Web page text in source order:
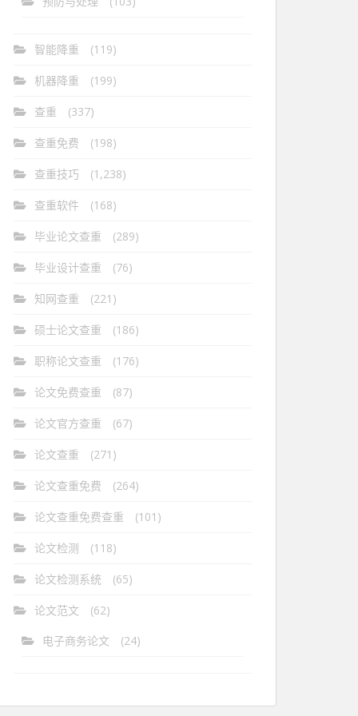
智能降重 (119)
机器降重 (199)
查重 (337)
查重免费 (198)
查重技巧 (1,238)
查重软件 (168)
毕业论文查重 (289)
毕业设计查重 (76)
知网查重 (221)
硕士论文查重 (186)
职称论文查重 (176)
论文免费查重 (87)
论文官方查重 (67)
论文查重 (271)
论文查重免费 (264)
论文查重免费查重 (101)
论文检测 (118)
论文检测系统 (65)
论文范文
(62)
电子商务论文
(24)